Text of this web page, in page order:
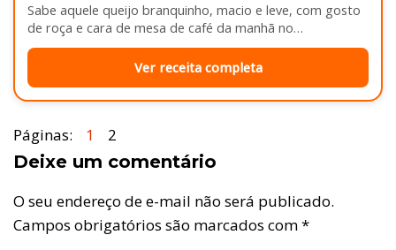
Sabe aquele queijo branquinho, macio e leve, com gosto
de roça e cara de mesa de café da manhã no…
Ver receita completa
Páginas: 1 2
Deixe um comentário
O seu endereço de e-mail não será publicado.
Campos obrigatórios são marcados com*